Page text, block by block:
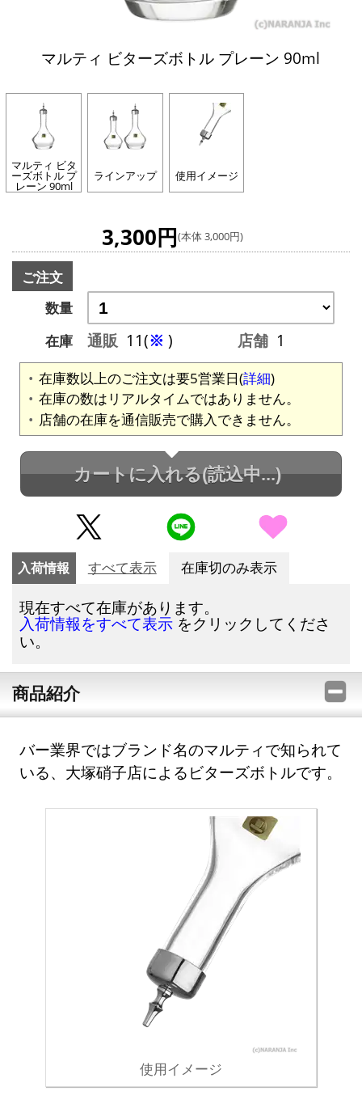
マルティ ビターズボトル プレーン 90ml
マルティ ビタ
ーズボトル プ
レーン 90ml
ラインアップ 使用イメージ
3,300円(本体 3,000円)
ご注文
数量
在庫
通販 11(※ ) 店舗 1
在庫数以上のご注文は要5営業日(詳細)
在庫の数はリアルタイムではありません。
店舗の在庫を通信販売で購入できません。
カートに入れる(読込中...)
入荷情報 すべて表示 在庫切のみ表示
現在すべて在庫があります。
入荷情報をすべて表示 をクリックしてくださ
い。
商品紹介
バー業界ではブランド名のマルティで知られて
いる、大塚硝子店によるビターズボトルです。
使用イメージ